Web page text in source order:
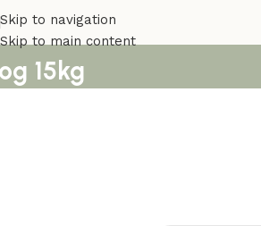
Skip to navigation
Skip to main content
15kg